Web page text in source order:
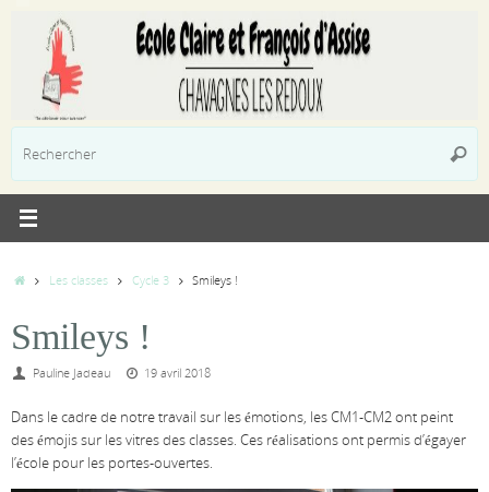
contenu
:
AccueilLes classes Cycle 3 Smileys !
Smileys !
Pauline Jadeau 19 avril 2018
Dans le cadre de notre travail sur les émotions, les CM1-CM2 ont peint
des émojis sur les vitres des classes. Ces réalisations ont permis d’égayer
l’école pour les portes-ouvertes.